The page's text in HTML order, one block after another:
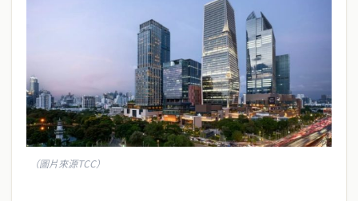
（圖片來源TCC）